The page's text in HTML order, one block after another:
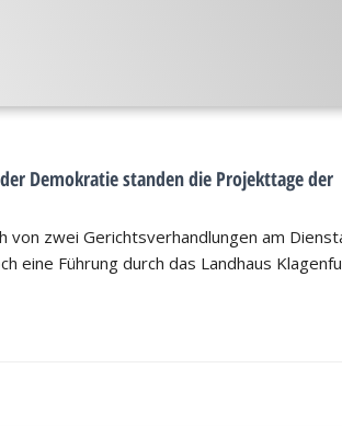
Demokratie standen die Projekttage der
von zwei Gerichtsverhandlungen am
eine Führung durch das Landhaus